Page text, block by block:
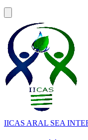
IICAS ARAL SEA